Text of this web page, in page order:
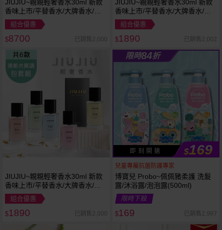
JIUJIU~親親輕奢香水30ml 新款
香味上市/平替香水/大牌香水/大
牌平替
組合優惠
$8700 已銷售2,000
JIUJIU~親親輕奢香水30ml 新款
香味上市/平替香水/大牌香水/大
牌平替
組合優惠
$1890 已銷售2,002
JIUJIU~親親輕奢香水30ml 新款
香味上市/平替香水/大牌香水/大
牌平替
組合優惠
$1890 已銷售2,000
限時84折
即 刻 開 搶 $169
兒童專屬抗菌防護專家
博寶兒 Probo~佩佩豬柔護 洗髮
露/沐浴露/泡泡露(500ml)
限時下殺
$169 已銷售2,987